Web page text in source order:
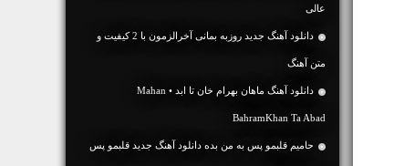
عالی
دانلود آهنگ جديد روزبه بمانی آخرالزمون با 2 کیفیت و
متن آهنگ
دانلود آهنگ ماهان بهرام خان تا ابد • Mahan
BahramKhan Ta Abad
حامیم قلبمو پس به من بده دانلود آهنگ جدید قلبمو پس